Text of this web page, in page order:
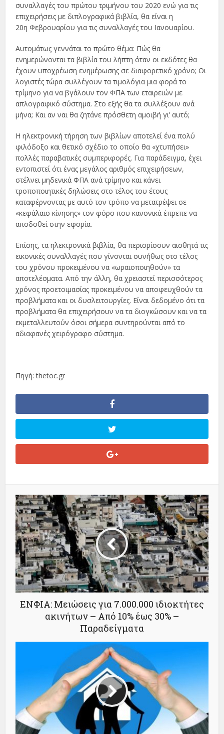
συναλλαγές του πρώτου τριμήνου του 2020 ενώ για τις
επιχειρήσεις με διπλογραφικά βιβλία, θα είναι η
20η Φεβρουαρίου για τις συναλλαγές του Ιανουαρίου.
Αυτομάτως γεννάται το πρώτο θέμα: Πώς θα
ενημερώνονται τα βιβλία του λήπτη όταν οι εκδότες θα
έχουν υποχρέωση ενημέρωσης σε διαφορετικό χρόνο; Οι
λογιστές τώρα συλλέγουν τα τιμολόγια μια φορά το
τρίμηνο για να βγάλουν τον ΦΠΑ των εταιρειών με
απλογραφικό σύστημα. Στο εξής θα τα συλλέξουν ανά
μήνα; Και αν ναι θα ζητάνε πρόσθετη αμοιβή γι’ αυτό;
Η ηλεκτρονική τήρηση των βιβλίων αποτελεί ένα πολύ
φιλόδοξο και θετικό σχέδιο το οποίο θα «χτυπήσει»
πολλές παραβατικές συμπεριφορές. Για παράδειγμα, έχει
εντοπιστεί ότι ένας μεγάλος αριθμός επιχειρήσεων,
στέλνει μηδενικά ΦΠΑ ανά τρίμηνο και κάνει
τροποποιητικές δηλώσεις στο τέλος του έτους
καταφέρνοντας με αυτό τον τρόπο να μετατρέψει σε
«κεφάλαιο κίνησης» τον φόρο που κανονικά έπρεπε να
αποδοθεί στην εφορία.
Επίσης, τα ηλεκτρονικά βιβλία, θα περιορίσουν αισθητά τις
εικονικές συναλλαγές που γίνονται συνήθως στο τέλος
του χρόνου προκειμένου να «ωραιοποιηθούν» τα
αποτελέσματα. Από την άλλη, θα χρειαστεί περισσότερος
χρόνος προετοιμασίας προκειμένου να αποφευχθούν τα
προβλήματα και οι δυσλειτουργίες. Είναι δεδομένο ότι τα
προβλήματα θα επιχειρήσουν να τα διογκώσουν και να τα
εκμεταλλευτούν όσοι σήμερα συντηρούνται από το
αδιαφανές χειρόγραφο σύστημα.
Πηγή: thetoc.gr
ΕΝΦΙΑ: Μειώσεις για 7.000.000 ιδιοκτήτες
ακινήτων – Από 10% έως 30% –
Παραδείγματα